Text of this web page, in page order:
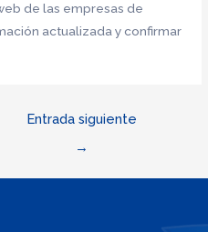
de las empresas de
actualizada y confirmar
Entrada siguiente
→